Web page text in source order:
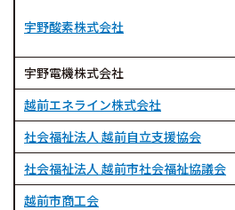
宇野酸素株式会社
宇野電機株式会社
越前エネライン株式会社
社会福祉法人 越前自立支援協会
社会福祉法人 越前市社会福祉協議会
越前市商工会